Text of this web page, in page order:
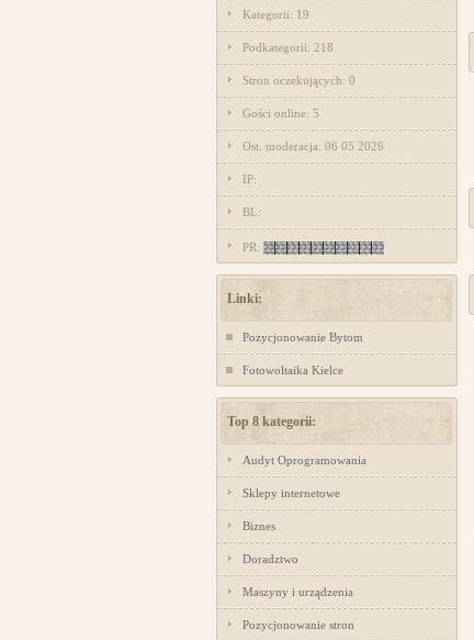
Kategorii: 19
Podkategorii: 218
Stron oczekujących: 0
Gości online: 5
Ost. moderacja: 06 05 2026
IP:
BL:
PR:
Linki:
Pozycjonowanie Bytom
Fotowoltaika Kielce
Top 8 kategorii:
Audyt Oprogramowania
Sklepy internetowe
Biznes
Doradztwo
Maszyny i urządzenia
Pozycjonowanie stron